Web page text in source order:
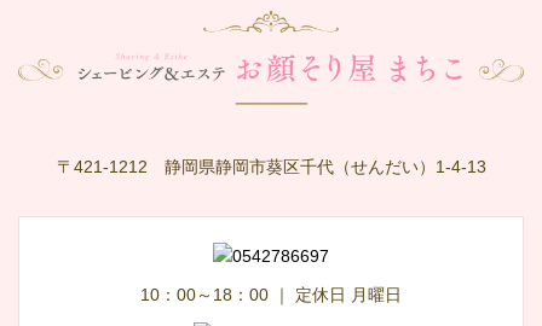
〒421-1212 静岡県静岡市葵区千代（せんだい）1-4-13
10：00～18：00 ｜ 定休日 月曜日